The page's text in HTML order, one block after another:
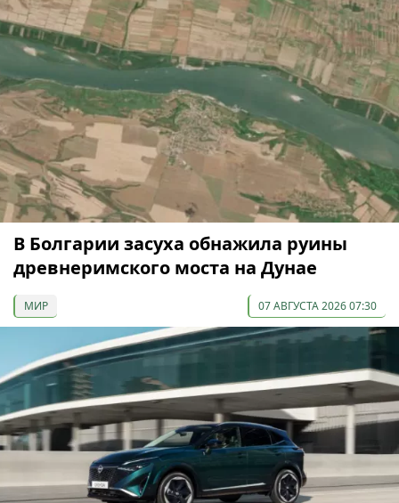
В Болгарии засуха обнажила руины
древнеримского моста на Дунае
МИР 07 АВГУСТА 2026 07:30